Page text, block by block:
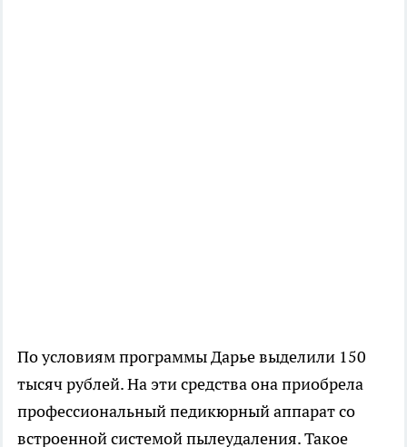
По условиям программы Дарье выделили 150
тысяч рублей. На эти средства она приобрела
профессиональный педикюрный аппарат со
встроенной системой пылеудаления. Такое